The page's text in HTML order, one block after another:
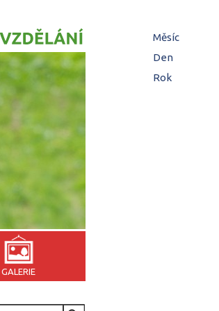
GALERIE
Měsíc
Den(aktivní
Rok